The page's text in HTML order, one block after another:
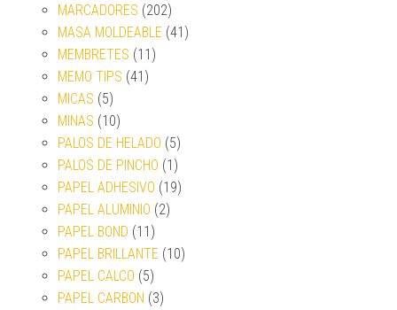
MARCADORES (202)
MASA MOLDEABLE (41)
MEMBRETES (11)
MEMO TIPS (41)
MICAS (5)
MINAS (10)
PALOS DE HELADO (5)
PALOS DE PINCHO (1)
PAPEL ADHESIVO (19)
PAPEL ALUMINIO (2)
PAPEL BOND (11)
PAPEL BRILLANTE (10)
PAPEL CALCO (5)
PAPEL CARBON (3)